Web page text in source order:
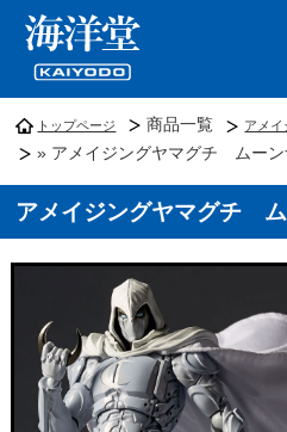
トップページ 商品一覧 アメイ
» アメイジングヤマグチ ムーン
アメイジングヤマグチ ム